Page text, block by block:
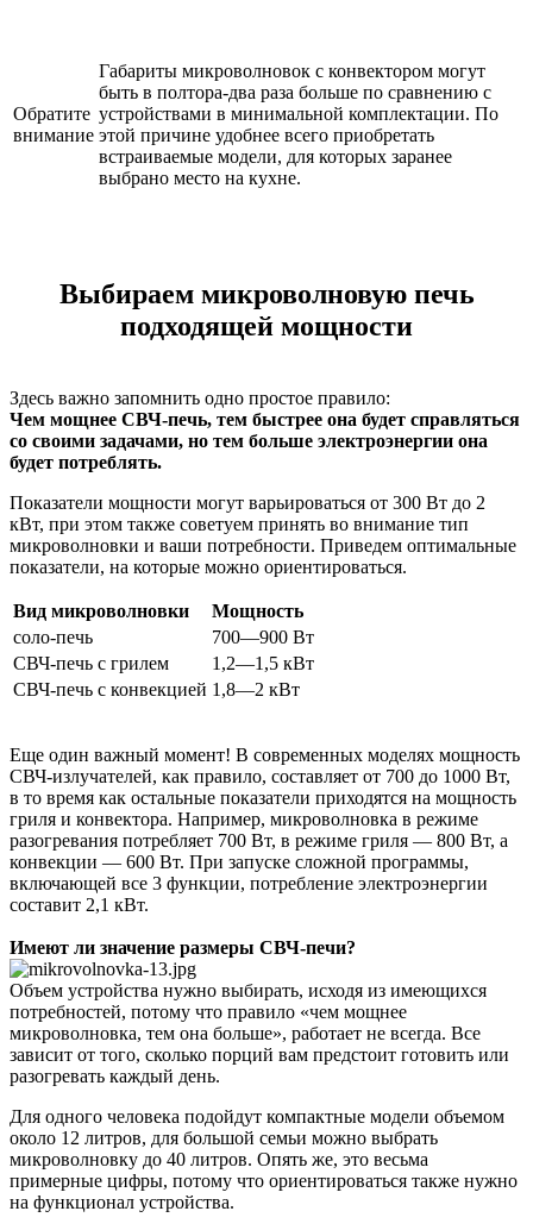
Обратите
внимание
Габариты микроволновок с конвектором могут
быть в полтора-два раза больше по сравнению с
устройствами в минимальной комплектации. По
этой причине удобнее всего приобретать
встраиваемые модели, для которых заранее
выбрано место на кухне.
Выбираем микроволновую печь
подходящей мощности
Здесь важно запомнить одно простое правило:
Чем мощнее СВЧ-печь, тем быстрее она будет справляться
со своими задачами, но тем больше электроэнергии она
будет потреблять.
Показатели мощности могут варьироваться от 300 Вт до 2
кВт, при этом также советуем принять во внимание тип
микроволновки и ваши потребности. Приведем оптимальные
показатели, на которые можно ориентироваться.
Вид микроволновки
Мощность
соло-печь
700―900 Вт
СВЧ-печь с грилем
1,2―1,5 кВт
СВЧ-печь с конвекцией 1,8―2 кВт
Еще один важный момент! В современных моделях мощность
СВЧ-излучателей, как правило, составляет от 700 до 1000 Вт,
в то время как остальные показатели приходятся на мощность
гриля и конвектора. Например, микроволновка в режиме
разогревания потребляет 700 Вт, в режиме гриля ― 800 Вт, а
конвекции ― 600 Вт. При запуске сложной программы,
включающей все 3 функции, потребление электроэнергии
составит 2,1 кВт.
Имеют ли значение размеры СВЧ-печи?
Объем устройства нужно выбирать, исходя из имеющихся
потребностей, потому что правило «чем мощнее
микроволновка, тем она больше», работает не всегда. Все
зависит от того, сколько порций вам предстоит готовить или
разогревать каждый день.
Для одного человека подойдут компактные модели объемом
около 12 литров, для большой семьи можно выбрать
микроволновку до 40 литров. Опять же, это весьма
примерные цифры, потому что ориентироваться также нужно
на функционал устройства.